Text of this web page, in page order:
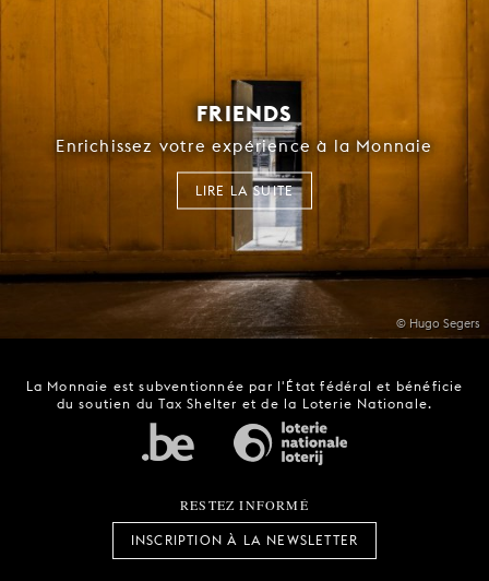
© Hugo Segers
FRIENDS
Enrichissez votre expérience à la Monnaie
LIRE LA SUITE
La Monnaie est subventionnée par l'État fédéral et bénéficie
du soutien du Tax Shelter et de la Loterie Nationale.
RESTEZ INFORMÉ
INSCRIPTION À LA NEWSLETTER